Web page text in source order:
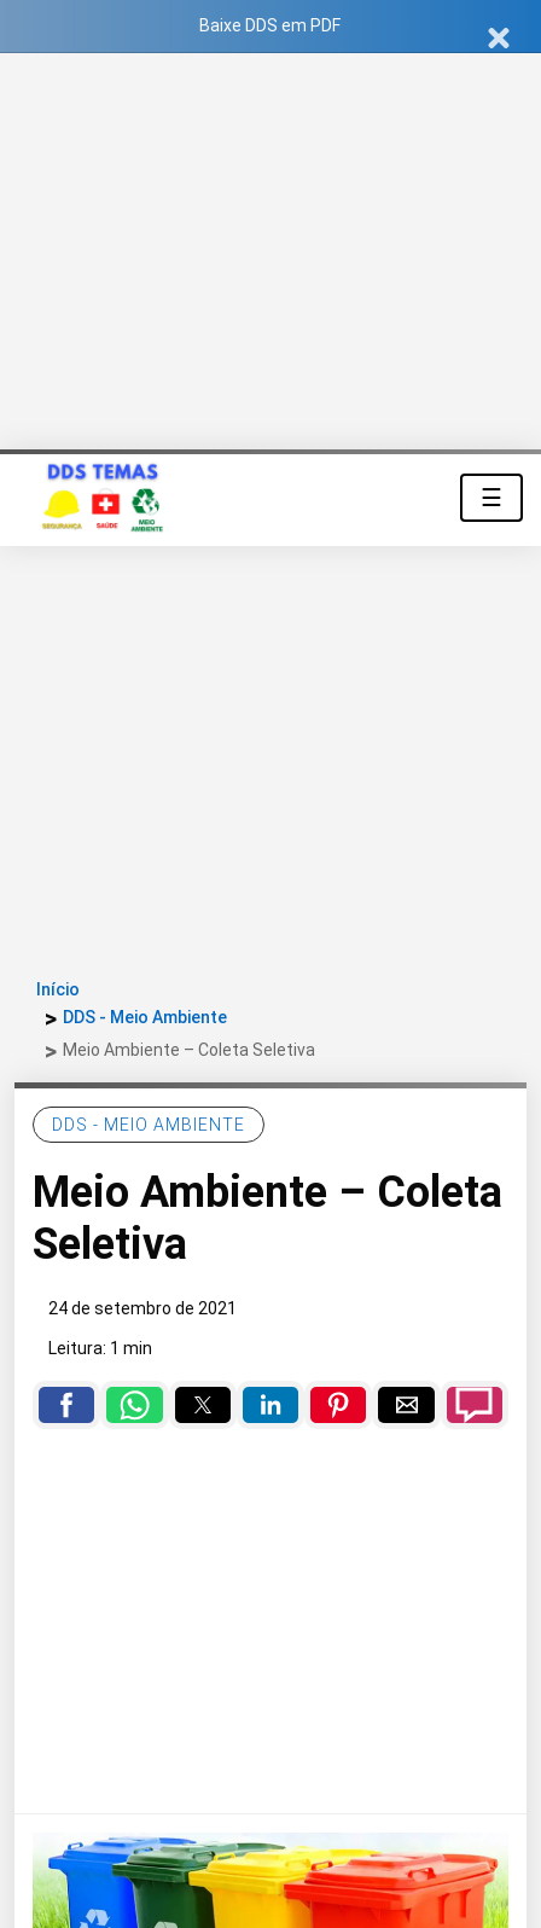
Baixe DDS em PDF
☰
Início
DDS - Meio Ambiente
Meio Ambiente – Coleta Seletiva
DDS - MEIO AMBIENTE
Meio Ambiente – Coleta
Seletiva
24 de setembro de 2021
Leitura: 1 min